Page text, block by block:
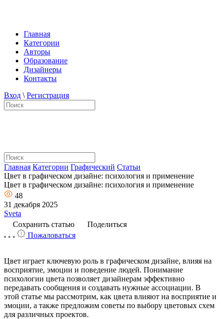
Главная
Категории
Авторы
Образование
Дизайнеры
Контакты
Вход \ Регистрация
Главная Категории Графический Статьи
Цвет в графическом дизайне: психология и применение
Цвет в графическом дизайне: психология и применение
48
31 декабря 2025
Sveta
Сохранить статью
Поделиться
Пожаловаться
Цвет играет ключевую роль в графическом дизайне, влияя на
восприятие, эмоции и поведение людей. Понимание
психологии цвета позволяет дизайнерам эффективно
передавать сообщения и создавать нужные ассоциации. В
этой статье мы рассмотрим, как цвета влияют на восприятие и
эмоции, а также предложим советы по выбору цветовых схем
для различных проектов.